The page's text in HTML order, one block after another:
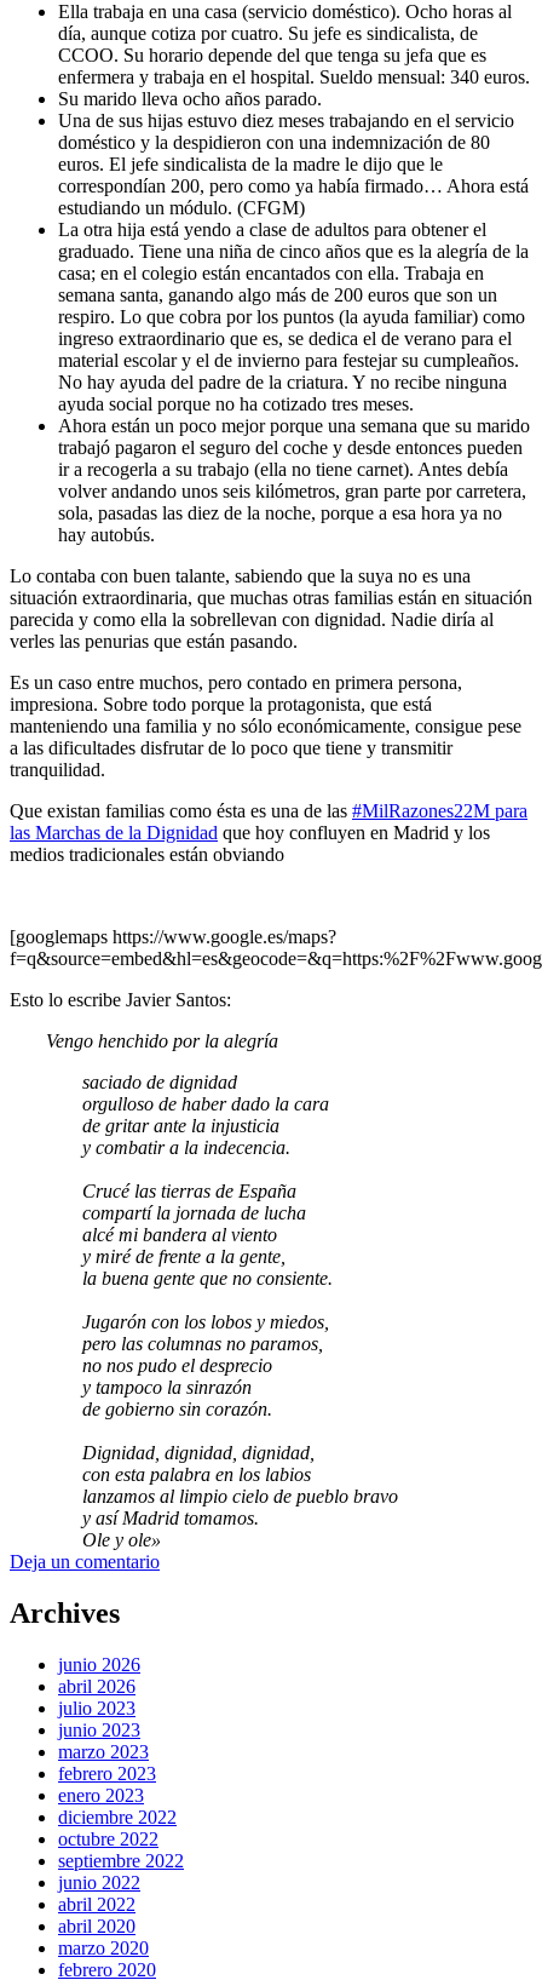
Ella trabaja en una casa (servicio doméstico). Ocho horas al
día, aunque cotiza por cuatro. Su jefe es sindicalista, de
CCOO. Su horario depende del que tenga su jefa que es
enfermera y trabaja en el hospital. Sueldo mensual: 340 euros.
Su marido lleva ocho años parado.
Una de sus hijas estuvo diez meses trabajando en el servicio
doméstico y la despidieron con una indemnización de 80
euros. El jefe sindicalista de la madre le dijo que le
correspondían 200, pero como ya había firmado… Ahora está
estudiando un módulo. (CFGM)
La otra hija está yendo a clase de adultos para obtener el
graduado. Tiene una niña de cinco años que es la alegría de la
casa; en el colegio están encantados con ella. Trabaja en
semana santa, ganando algo más de 200 euros que son un
respiro. Lo que cobra por los puntos (la ayuda familiar) como
ingreso extraordinario que es, se dedica el de verano para el
material escolar y el de invierno para festejar su cumpleaños.
No hay ayuda del padre de la criatura. Y no recibe ninguna
ayuda social porque no ha cotizado tres meses.
Ahora están un poco mejor porque una semana que su marido
trabajó pagaron el seguro del coche y desde entonces pueden
ir a recogerla a su trabajo (ella no tiene carnet). Antes debía
volver andando unos seis kilómetros, gran parte por carretera,
sola, pasadas las diez de la noche, porque a esa hora ya no
hay autobús.
Lo contaba con buen talante, sabiendo que la suya no es una
situación extraordinaria, que muchas otras familias están en situación
parecida y como ella la sobrellevan con dignidad. Nadie diría al
verles las penurias que están pasando.
Es un caso entre muchos, pero contado en primera persona,
impresiona. Sobre todo porque la protagonista, que está
manteniendo una familia y no sólo económicamente, consigue pese
a las dificultades disfrutar de lo poco que tiene y transmitir
tranquilidad.
Que existan familias como ésta es una de las #MilRazones22M para
las Marchas de la Dignidad que hoy confluyen en Madrid y los
medios tradicionales están obviando
[googlemaps https://www.google.es/maps?
Esto lo escribe Javier Santos:
Vengo henchido por la alegría
saciado de dignidad
orgulloso de haber dado la cara
de gritar ante la injusticia
y combatir a la indecencia.
Crucé las tierras de España
compartí la jornada de lucha
alcé mi bandera al viento
y miré de frente a la gente,
la buena gente que no consiente.
Jugarón con los lobos y miedos,
pero las columnas no paramos,
no nos pudo el desprecio
y tampoco la sinrazón
de gobierno sin corazón.
Dignidad, dignidad, dignidad,
con esta palabra en los labios
lanzamos al limpio cielo de pueblo bravo
y así Madrid tomamos.
Ole y ole»
Deja un comentario
Archives
junio 2026
abril 2026
julio 2023
junio 2023
marzo 2023
febrero 2023
enero 2023
diciembre 2022
octubre 2022
septiembre 2022
junio 2022
abril 2022
abril 2020
marzo 2020
febrero 2020